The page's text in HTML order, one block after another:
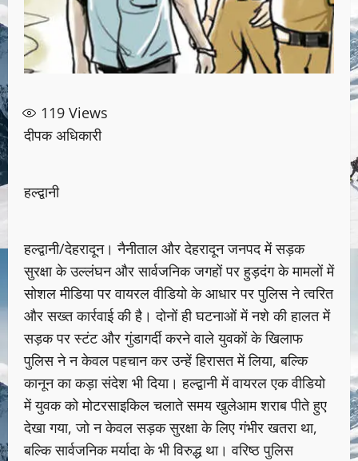
119 Views
दीपक अधिकारी
हल्द्वानी
हल्द्वानी/देहरादून। नैनीताल और देहरादून जनपद में सड़क
सुरक्षा के उल्लंघन और सार्वजनिक जगहों पर हुड़दंग के मामलों में
सोशल मीडिया पर वायरल वीडियो के आधार पर पुलिस ने त्वरित
और सख्त कार्रवाई की है। दोनों ही घटनाओं में नशे की हालत में
सड़क पर स्टंट और गुंडागर्दी करने वाले युवकों के खिलाफ
पुलिस ने न केवल पहचान कर उन्हें हिरासत में लिया, बल्कि
कानून का कड़ा संदेश भी दिया। हल्द्वानी में वायरल एक वीडियो
में युवक को मोटरसाइकिल चलाते समय खुलेआम शराब पीते हुए
देखा गया, जो न केवल सड़क सुरक्षा के लिए गंभीर खतरा था,
बल्कि सार्वजनिक मर्यादा के भी विरुद्ध था। वरिष्ठ पुलिस